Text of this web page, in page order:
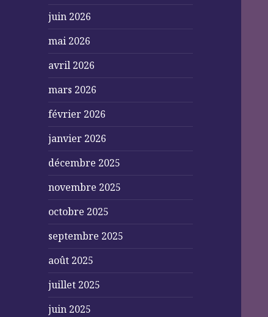
juin 2026
mai 2026
avril 2026
mars 2026
février 2026
janvier 2026
décembre 2025
novembre 2025
octobre 2025
septembre 2025
août 2025
juillet 2025
juin 2025